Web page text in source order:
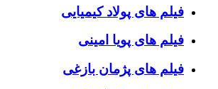
فیلم های پولاد کیمیایی
فیلم های پویا امینی
فیلم های پژمان بازغی